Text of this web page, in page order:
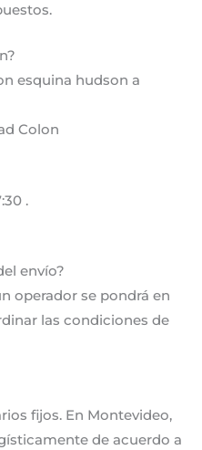
esquina hudson a
Colon
.
envío?
operador se pondrá en
las condiciones de
fijos. En Montevideo,
de acuerdo a